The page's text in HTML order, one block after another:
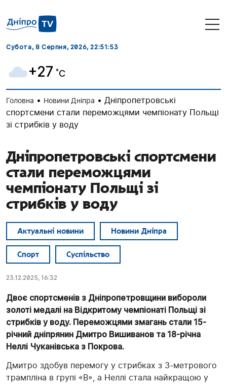
Субота, 8 Серпня, 2026, 22:51:54
+27 ˚C
Головна • Новини Дніпра • Дніпропетровські
спортсмени стали переможцями чемпіонату Польщі
зі стрибків у воду
Дніпропетровські спортсмени
стали переможцями
чемпіонату Польщі зі
стрибків у воду
Актуальні новини Новини Дніпра
Спорт Суспільство
23.12.2025, 16:32
Двоє спортсменів з Дніпропетровщини вибороли
золоті медалі на Відкритому чемпіонаті Польщі зі
стрибків у воду. Переможцями змагань стали 15-
річний дніпрянин Дмитро Вишиванов та 18-річна
Неллі Чуканівська з Покрова.
Дмитро здобув перемогу у стрибках з 3-метрового
трампліна в групі «В», а Неллі стала найкращою у